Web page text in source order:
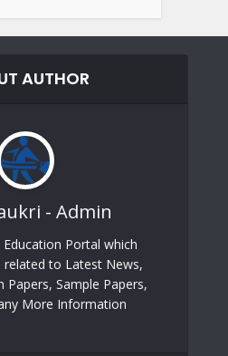
AUTHOR
- Admin
Portal which
to Latest News,
Papers, Sample Papers,
More Information